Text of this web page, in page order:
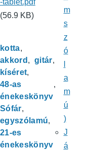
-tablet.pdf
(56.9 KB)
kotta
akkord
gitár
kíséret
48-as
énekeskönyv
Sófár
egyszólamú
21-es
énekeskönyv
m
s
z
ó
a
m
ú
)
J
á